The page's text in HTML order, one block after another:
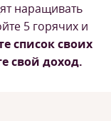
наращивать
5 горячих и
список своих
свой доход.